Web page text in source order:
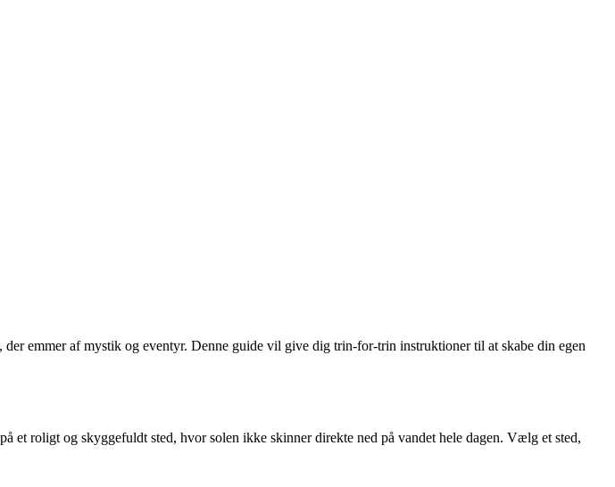
emmer af mystik og eventyr. Denne guide vil give dig trin-for-trin instruktioner til at skabe din egen
et roligt og skyggefuldt sted, hvor solen ikke skinner direkte ned på vandet hele dagen. Vælg et sted,